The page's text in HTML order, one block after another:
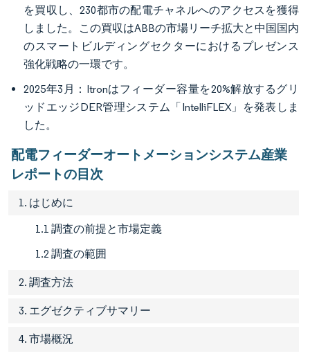
を買収し、230都市の配電チャネルへのアクセスを獲得
しました。この買収はABBの市場リーチ拡大と中国国内
のスマートビルディングセクターにおけるプレゼンス
強化戦略の一環です。
2025年3月：Itronはフィーダー容量を20%解放するグリ
ッドエッジDER管理システム「IntelliFLEX」を発表しま
した。
配電フィーダーオートメーションシステム産業
レポートの目次
1. はじめに
1.1 調査の前提と市場定義
1.2 調査の範囲
2. 調査方法
3. エグゼクティブサマリー
4. 市場概況